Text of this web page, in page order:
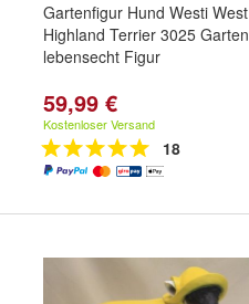
Gartenfigur Hund Westi West
Highland Terrier 3025 Garten
lebensecht Figur
59,99 €
Kostenloser Versand
18